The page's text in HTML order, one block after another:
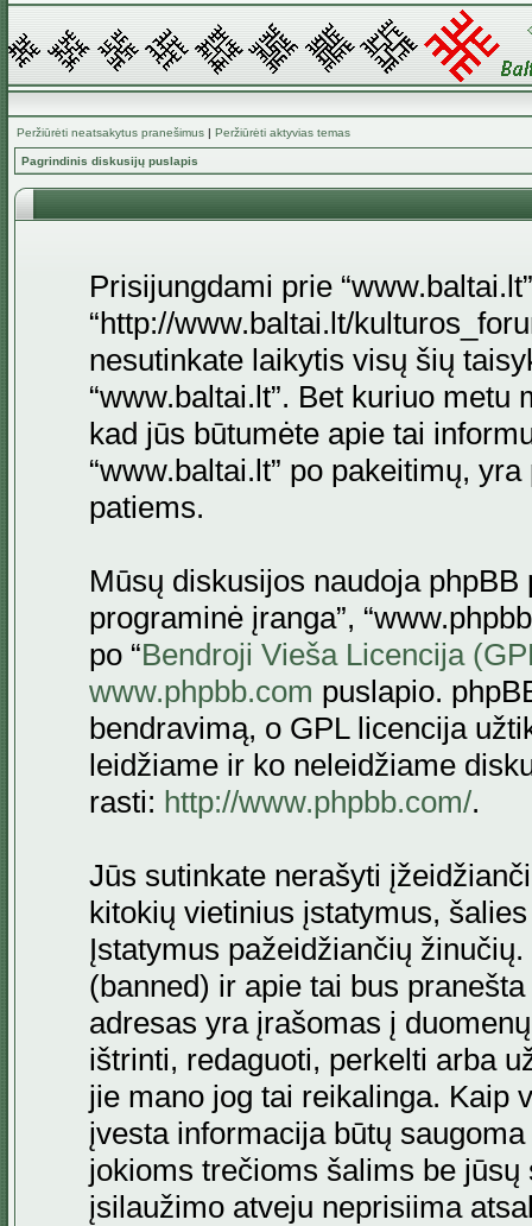
Peržiūrėti neatsakytus pranešimus | Peržiūrėti aktyvias temas
Pagrindinis diskusijų puslapis
Prisijungdami prie
“http://www.baltai.lt/
nesutinkate laikytis visų šių
“www.baltai.lt”. Bet kuriuo
kad jūs būtumėte apie tai
“www.baltai.lt” po pakeitimų,
patiems.
Mūsų diskusijos naudoja phpBB
programinė įranga”,
po “Bendroji Vieša Licencija
www.phpbb.com puslapio.
bendravimą, o GPL licencija
leidžiame ir ko neleidžiame
rasti: http://www.phpbb.com/.
Jūs sutinkate nerašyti
kitokių vietinius įstatymus,
Įstatymus pažeidžiančių
(banned) ir apie tai bus
adresas yra įrašomas į
ištrinti, redaguoti, perkelti arba
jie mano jog tai reikalinga. Kaip
įvesta informacija būtų
jokioms trečioms šalims be jūsų
įsilaužimo atveju neprisiima